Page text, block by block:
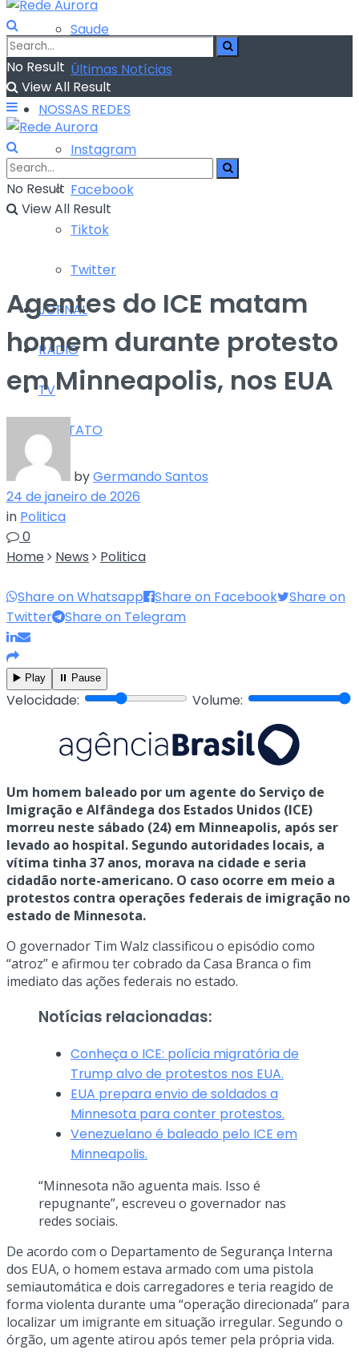
Saude
Últimas Notícias
NOSSAS REDES
Instagram
Facebook
Tiktok
Twitter
JORNAL
RÁDIO
TV
CONTATO
No Result
View All Result
No Result
View All Result
Agentes do ICE matam
homem durante protesto
em Minneapolis, nos EUA
byGermando Santos
24 de janeiro de 2026
in Politica
0
Home
News Politica
Share on Whatsapp Share on Facebook
Share on
Twitter
Share on Telegram
▶️ Play ⏸️ Pause
Velocidade: Volume:
Um homem baleado por um agente do Serviço de
Imigração e Alfândega dos Estados Unidos (ICE)
morreu neste sábado (24) em Minneapolis, após ser
levado ao hospital. Segundo autoridades locais, a
vítima tinha 37 anos, morava na cidade e seria
cidadão norte-americano. O caso ocorre em meio a
protestos contra operações federais de imigração no
estado de Minnesota.
O governador Tim Walz classificou o episódio como
“atroz” e afirmou ter cobrado da Casa Branca o fim
imediato das ações federais no estado.
Notícias relacionadas:
Conheça o ICE: polícia migratória de
Trump alvo de protestos nos EUA.
EUA prepara envio de soldados a
Minnesota para conter protestos.
Venezuelano é baleado pelo ICE em
Minneapolis.
“Minnesota não aguenta mais. Isso é
repugnante”, escreveu o governador nas
redes sociais.
De acordo com o Departamento de Segurança Interna
dos EUA, o homem estava armado com uma pistola
semiautomática e dois carregadores e teria reagido de
forma violenta durante uma “operação direcionada” para
localizar um imigrante em situação irregular. Segundo o
órgão, um agente atirou após temer pela própria vida.